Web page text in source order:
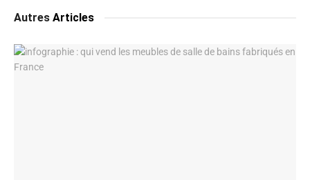
Autres Articles